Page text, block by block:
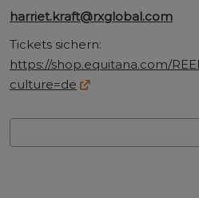
harriet.kraft@rxglobal.com
Tickets sichern:
https://shop.equitana.com/
culture=de